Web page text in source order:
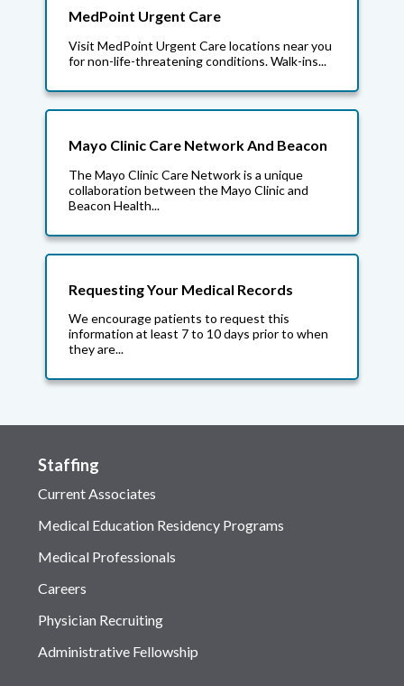
MedPoint Urgent Care
Visit MedPoint Urgent Care locations near you
for non-life-threatening conditions. Walk-ins...
Mayo Clinic Care Network And Beacon
The Mayo Clinic Care Network is a unique
collaboration between the Mayo Clinic and
Beacon Health...
Requesting Your Medical Records
We encourage patients to request this
information at least 7 to 10 days prior to when
they are...
Staffing
Current Associates
Medical Education Residency Programs
Medical Professionals
Careers
Physician Recruiting
Administrative Fellowship